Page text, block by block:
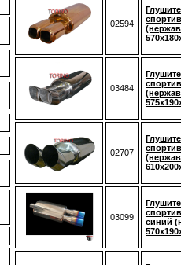
02594
03484
02707
03099
синий